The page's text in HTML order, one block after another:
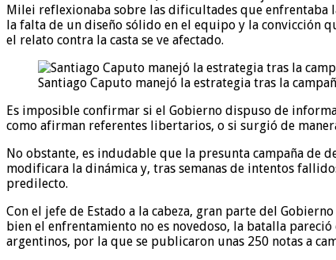
Milei reflexionaba sobre las dificultades que enfrentaba
la falta de un diseño sólido en el equipo y la convicción
el relato contra la casta se ve afectado.
Santiago Caputo manejó la estrategia tras la
Es imposible confirmar si el Gobierno dispuso de
como afirman referentes libertarios, o si surgió de
No obstante, es indudable que la presunta campaña de
modificara la dinámica y, tras semanas de intentos
predilecto.
Con el jefe de Estado a la cabeza, gran parte del
bien el enfrentamiento no es novedoso, la batalla
argentinos, por la que se publicaron unas 250 notas a